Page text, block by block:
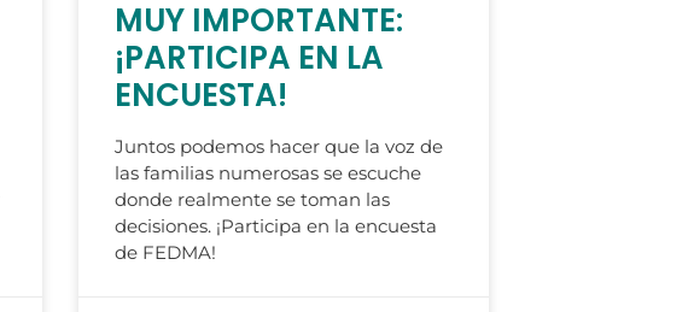
MUY IMPORTANTE:
¡PARTICIPA EN LA
ENCUESTA!
Juntos podemos hacer que la voz de
las familias numerosas se escuche
donde realmente se toman las
decisiones. ¡Participa en la encuesta
de FEDMA!